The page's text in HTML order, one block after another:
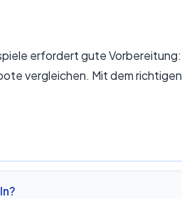
erfordert gute Vorbereitung:
vergleichen. Mit dem richtigen